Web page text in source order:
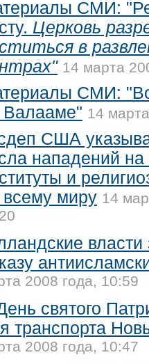
СМИ:
Церковь
в
14 марта
СМИ:
Валааме" 14
США
нападений на
и
всему миру 14
власти
2008 года, 10:59
святого
транспорта
2008 года, 10:47